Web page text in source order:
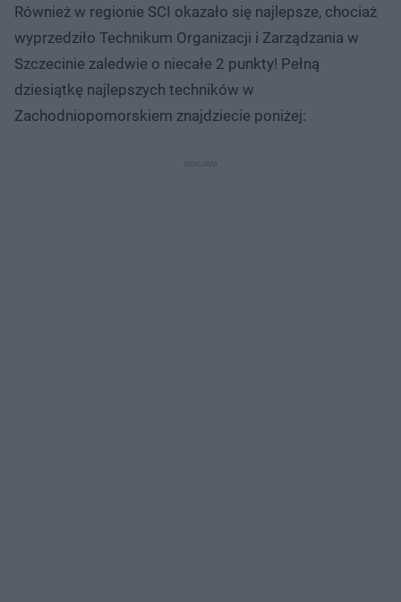
Również w regionie SCI okazało się najlepsze, chociaż
wyprzedziło Technikum Organizacji i Zarządzania w
Szczecinie zaledwie o niecałe 2 punkty! Pełną
dziesiątkę najlepszych techników w
Zachodniopomorskiem znajdziecie poniżej: